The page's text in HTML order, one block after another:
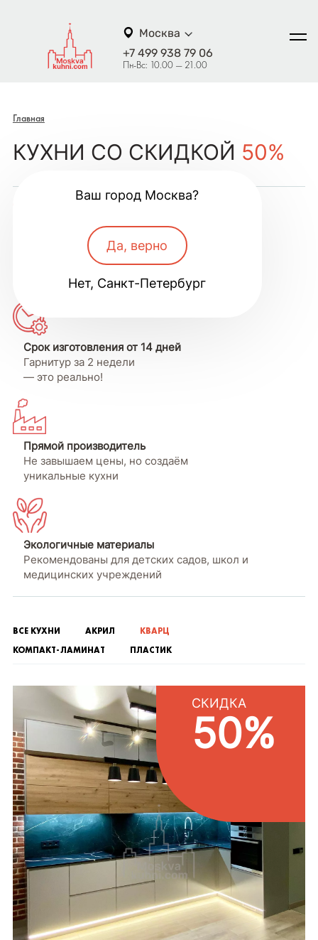
Москва
+7 499 938 79 06
Пн-Вс: 10.00 — 21.00
Ваш город Москва?
Да, верно
Нет, Санкт-Петербург
Главная
КУХНИ СО СКИДКОЙ 50%
Онлайн-расчёт за 5 минут
Бесплатный проект от дизайнера,
посоветуем лучшее решение
Срок изготовления от 14 дней
Гарнитур за 2 недели
— это реально!
Прямой производитель
Не завышаем цены, но создаём
уникальные кухни
Экологичные материалы
Рекомендованы для детских садов, школ и
медицинских учреждений
ВСЕ КУХНИ АКРИЛ
КВАРЦ
КОМПАКТ-ЛАМИНАТ
ПЛАСТИК
СКИДКА
50%